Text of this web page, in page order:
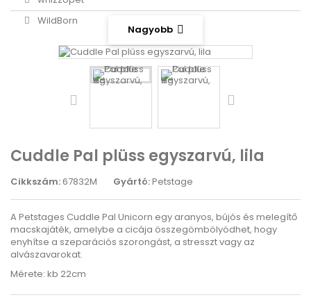
WildBorn
Nagyobb
Cuddle Pal plüss egyszarvú, lila
Cikkszám:67832M Gyártó:Petstage
A Petstages Cuddle Pal Unicorn egy aranyos, bújós és melegítő
macskajáték, amelybe a cicája összegömbölyödhet, hogy
enyhítse a szeparációs szorongást, a stresszt vagy az
alvászavarokat.
Mérete: kb 22cm